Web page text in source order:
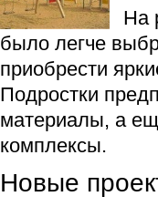
На
было легче
приобрести
Подростки
материалы, а
комплексы.
Новые